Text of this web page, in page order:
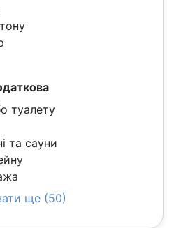
туалету
та сауни
ще (50)